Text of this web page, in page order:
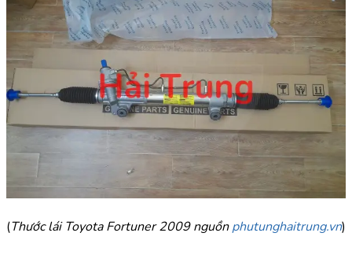
(Thước lái Toyota Fortuner 2009 nguồn phutunghaitrung.vn)